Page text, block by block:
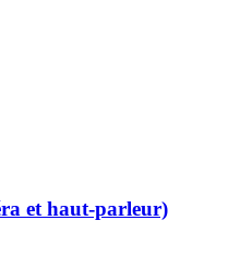
et haut-parleur)